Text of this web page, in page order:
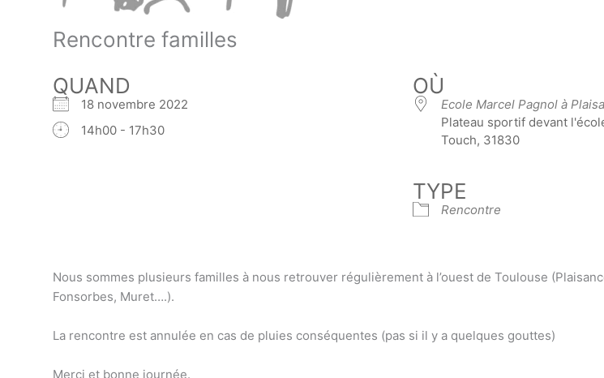
Rencontre familles
QUAND
18 novembre 2022
14h00 - 17h30
OÙ
Ecole Marcel Pagnol à
Plateau sportif devant
Touch, 31830
TYPE
Rencontre
Nous sommes plusieurs familles à nous retrouver régulièrement à l’ouest de Toulouse
Fonsorbes, Muret….).
La rencontre est annulée en cas de pluies conséquentes (pas si il y a quelques gouttes)
Merci et bonne journée.